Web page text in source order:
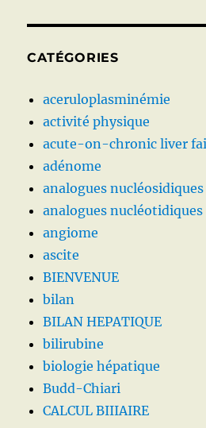
CATÉGORIES
aceruloplasminémie
activité physique
acute-on-chronic liver
adénome
analogues nucléosidiques
analogues nucléotidiques
angiome
ascite
BIENVENUE
bilan
BILAN HEPATIQUE
bilirubine
biologie hépatique
Budd-Chiari
CALCUL BIIIAIRE